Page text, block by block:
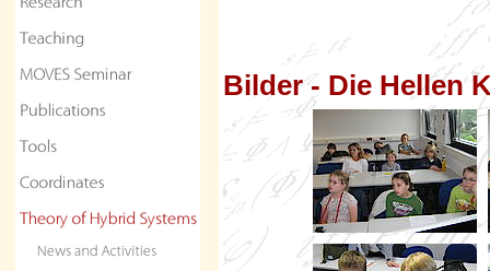
Bilder - Die Hellen